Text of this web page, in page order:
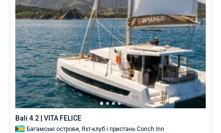
Bali 4.2 | VITA FELICE
Багамські острови, Яхт-клуб і пристань Conch Inn